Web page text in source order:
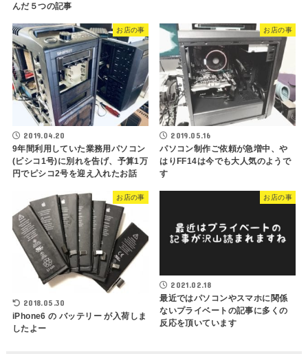
んだ５つの記事
お店の事
2019.04.20
9年間利用していた業務用パソコン
(ピシコ1号)に別れを告げ、予算1万
円でピシコ2号を迎え入れたお話
お店の事
2019.05.16
パソコン制作ご依頼が急増中、や
はりFF14は今でも大人気のようで
す
お店の事
2018.05.30
iPhone6 の バッテリー が入荷しま
したよー
お店の事
2021.02.18
最近ではパソコンやスマホに関係
ないプライベートの記事に多くの
反応を頂いています